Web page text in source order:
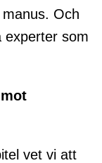
Och
experter som
vet vi att